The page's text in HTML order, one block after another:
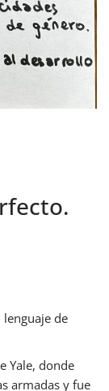
de
Yale, donde
armadas y fue